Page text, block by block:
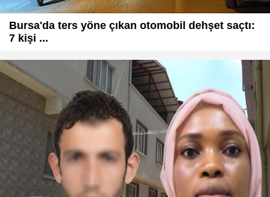
Bursa'da ters yöne çıkan otomobil dehşet saçtı:
7 kişi ...